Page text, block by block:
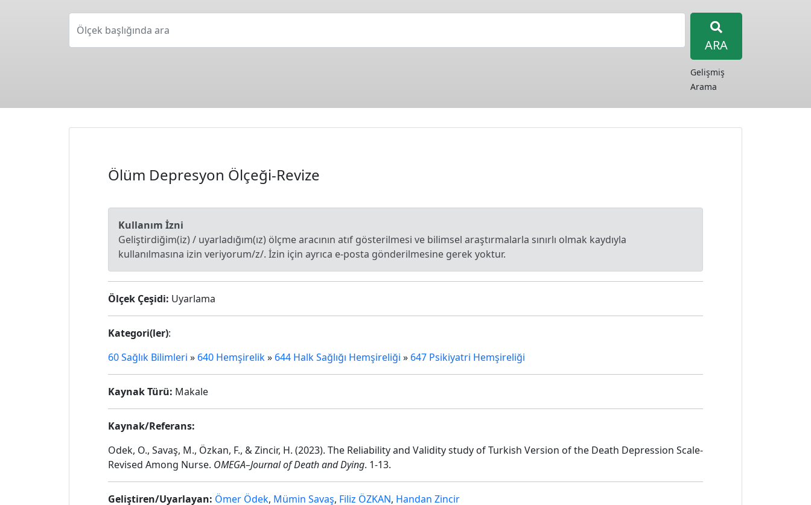
Ölçek başlığında ara
ARA
Gelişmiş
Arama
Ölüm Depresyon Ölçeği-Revize
Kullanım İzni
Geliştirdiğim(iz) / uyarladığım(ız) ölçme aracının atıf gösterilmesi ve bilimsel araştırmalarla sınırlı olmak kaydıyla
kullanılmasına izin veriyorum/z/. İzin için ayrıca e-posta gönderilmesine gerek yoktur.
Ölçek Çeşidi: Uyarlama
Kategori(ler):
60 Sağlık Bilimleri » 640 Hemşirelik» 644 Halk Sağlığı Hemşireliği » 647 Psikiyatri Hemşireliği
Kaynak Türü: Makale
Kaynak/Referans:
Odek, O., Savaş, M., Özkan, F., & Zincir, H. (2023). The Reliability and Validity study of Turkish Version of the Death Depression Scale-
Revised Among Nurse. OMEGA–Journal of Death and Dying. 1-13.
Geliştiren/Uyarlayan: Ömer Ödek, Mümin Savaş, Filiz ÖZKAN, Handan Zincir